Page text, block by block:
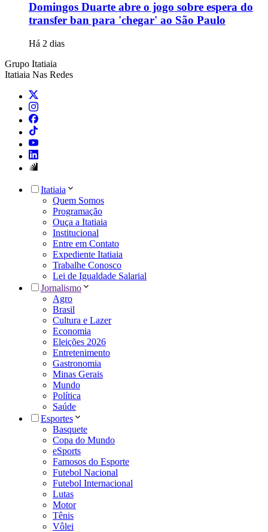
Domingos Duarte abre o jogo sobre espera do
transfer ban para 'chegar' ao São Paulo
Há 2 dias
Grupo Itatiaia
Itatiaia Nas Redes
Itatiaia
Quem Somos
Programação
Ouça a Itatiaia
Institucional
Entre em Contato
Expediente Itatiaia
Trabalhe Conosco
Lei de Igualdade Salarial
Jornalismo
Agro
Brasil
Cultura e Lazer
Economia
Eleições 2026
Entretenimento
Gastronomia
Minas Gerais
Mundo
Política
Saúde
Esportes
Basquete
Copa do Mundo
eSports
Famosos do Esporte
Futebol Nacional
Futebol Internacional
Lutas
Motor
Tênis
Vôlei